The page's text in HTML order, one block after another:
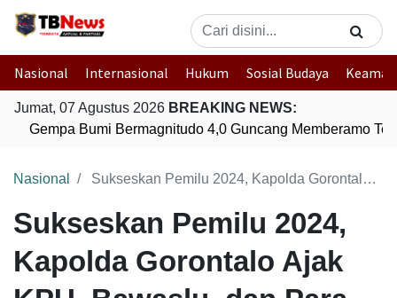
Nasional Internasional Hukum Sosial Budaya
Jumat, 07 Agustus 2026 BREAKING NEWS:
Gempa Bumi Bermagnitudo 4,0 Guncang Memberamo
Nasional Sukseskan Pemilu 2024, Kapolda Gorontalo Ajak KPU, Bawaslu, dan Para Pimpinan Parpol Komitmen Bersama
Sukseskan Pemilu 2024,
Kapolda Gorontalo Ajak